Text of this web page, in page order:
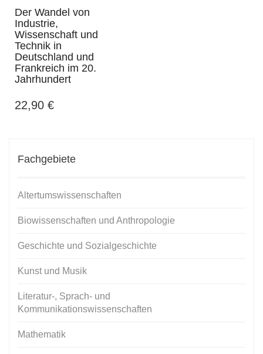
Der Wandel von
Industrie,
Wissenschaft und
Technik in
Deutschland und
Frankreich im 20.
Jahrhundert
22,90 €
Fachgebiete
Altertumswissenschaften
Biowissenschaften und Anthropologie
Geschichte und Sozialgeschichte
Kunst und Musik
Literatur-, Sprach- und
Kommunikationswissenschaften
Mathematik